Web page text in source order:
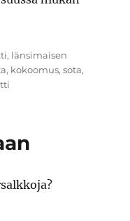
, länsimaisen
, kokoomus,sota,